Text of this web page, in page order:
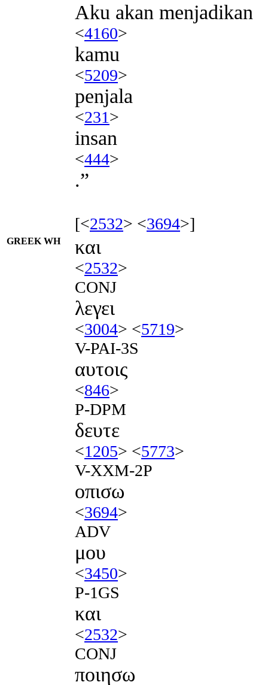
Aku akan menjadikan
<4160>
kamu
<5209>
penjala
<231>
insan
<444>
.”
[<2532> <3694>]
GREEK WH και
<2532>
CONJ
λεγει
<3004> <5719>
V-PAI-3S
αυτοις
<846>
P-DPM
δευτε
<1205> <5773>
V-XXM-2P
οπισω
<3694>
ADV
μου
<3450>
P-1GS
και
<2532>
CONJ
ποιησω